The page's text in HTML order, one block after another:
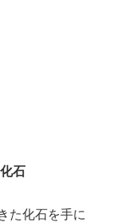
石
た化石を手に